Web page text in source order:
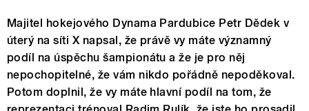
Majitel hokejového Dynama Pardubice Petr Dědek v
úterý na síti X napsal, že právě vy máte významný
podíl na úspěchu šampionátu a že je pro něj
nepochopitelné, že vám nikdo pořádně nepoděkoval.
Potom doplnil, že vy máte hlavní podíl na tom, že